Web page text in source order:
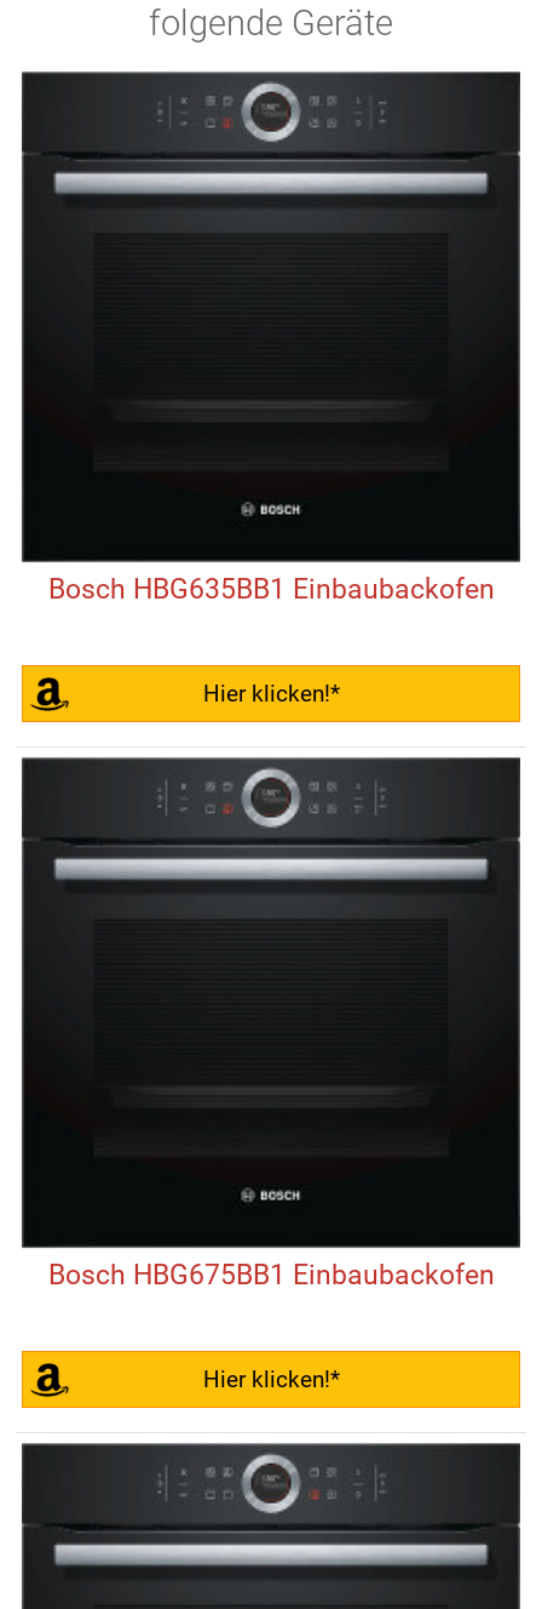
folgende Geräte
Bosch HBG635BB1 Einbaubackofen
Hier klicken!*
Bosch HBG675BB1 Einbaubackofen
Hier klicken!*